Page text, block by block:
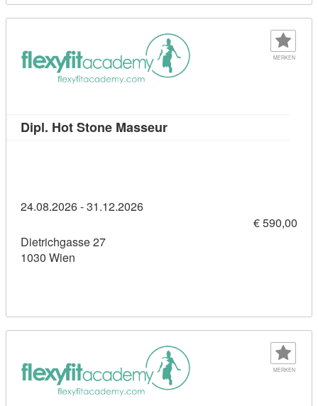
MERKEN
Dipl. Hot Stone MasseurKursdetail: Dipl. Hot Stone
24.08.2026 - 31.12.2026
€ 590,00
Dietrichgasse 27
1030 Wien
MERKEN